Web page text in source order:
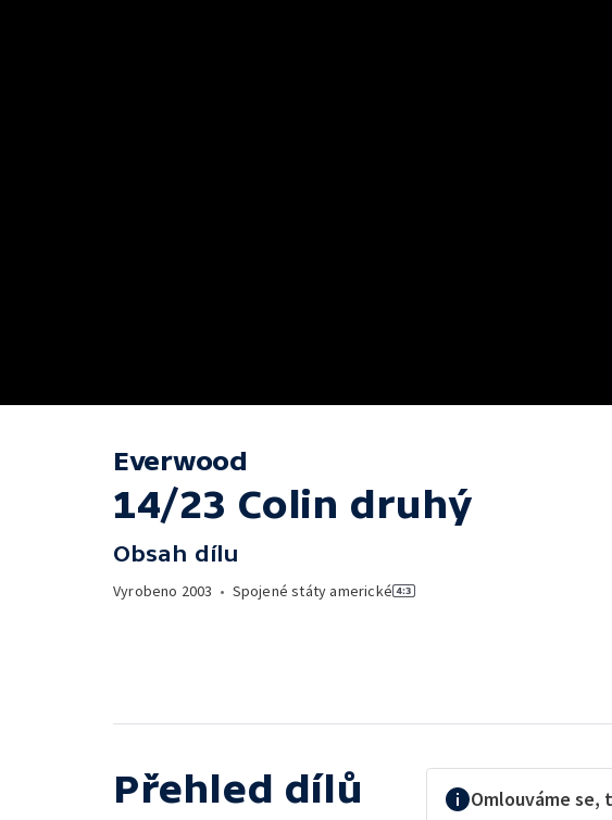
Everwood
14/23 Colin druhý
Obsah dílu
Vyrobeno 2003 • Spojené státy americké
Přehled dílů Omlouváme